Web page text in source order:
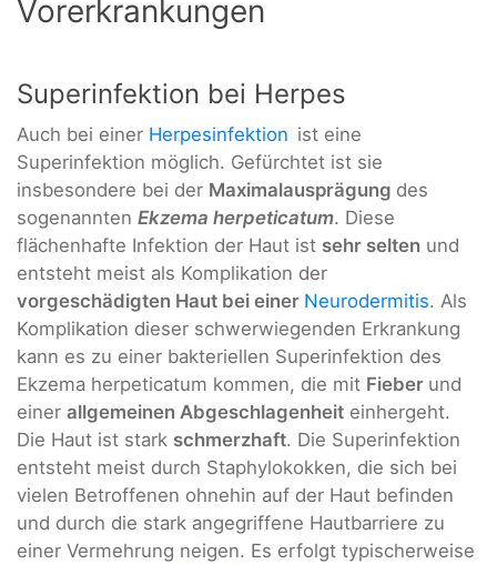
Vorerkrankungen
Superinfektion bei Herpes
Auch bei einer Herpesinfektion ist eine
Superinfektion möglich. Gefürchtet ist sie
insbesondere bei der Maximalausprägung des
sogenannten Ekzema herpeticatum. Diese
flächenhafte Infektion der Haut ist sehr selten und
entsteht meist als Komplikation der
vorgeschädigten Haut bei einer Neurodermitis. Als
Komplikation dieser schwerwiegenden Erkrankung
kann es zu einer bakteriellen Superinfektion des
Ekzema herpeticatum kommen, die mit Fieber und
einer allgemeinen Abgeschlagenheit einhergeht.
Die Haut ist stark schmerzhaft. Die Superinfektion
entsteht meist durch Staphylokokken, die sich bei
vielen Betroffenen ohnehin auf der Haut befinden
und durch die stark angegriffene Hautbarriere zu
einer Vermehrung neigen. Es erfolgt typischerweise